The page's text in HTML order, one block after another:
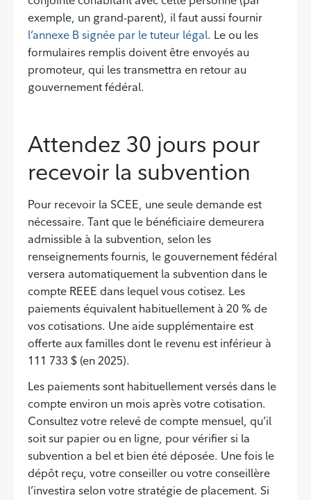
exemple, un grand-parent), il faut aussi fournir
l’annexe B signée par le tuteur légal. Le ou les
formulaires remplis doivent être envoyés au
promoteur, qui les transmettra en retour au
gouvernement fédéral.
Attendez 30 jours pour
recevoir la subvention
Pour recevoir la SCEE, une seule demande est
nécessaire. Tant que le bénéficiaire demeurera
admissible à la subvention, selon les
renseignements fournis, le gouvernement fédéral
versera automatiquement la subvention dans le
compte REEE dans lequel vous cotisez. Les
paiements équivalent habituellement à 20 % de
vos cotisations. Une aide supplémentaire est
offerte aux familles dont le revenu est inférieur à
111 733 $ (en 2025).
Les paiements sont habituellement versés dans le
compte environ un mois après votre cotisation.
Consultez votre relevé de compte mensuel, qu’il
soit sur papier ou en ligne, pour vérifier si la
subvention a bel et bien été déposée. Une fois le
dépôt reçu, votre conseiller ou votre conseillère
l’investira selon votre stratégie de placement. Si